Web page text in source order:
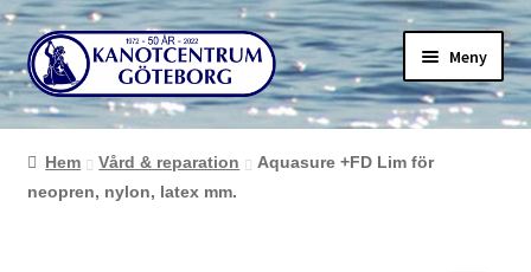
Hoppa
till
navigering
Hoppa
till
innehåll
Meny
Hem Vård & reparation
Aquasure +FD Lim för
neopren, nylon, latex mm.